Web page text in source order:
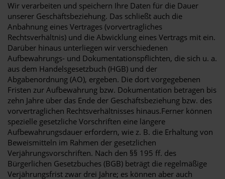
Wir verarbeiten und speichern Ihre Daten für die Dauer
unserer Geschäftsbeziehung. Das schließt auch die
Anbahnung eines Vertrages (vorvertragliches
Rechtsverhältnis) und die Abwicklung eines Vertrags mit ein.
Darüber hinaus unterliegen wir verschiedenen
Aufbewahrungs- und Dokumentationspflichten, die sich u. a.
aus dem Handelsgesetzbuch (HGB) und der
Abgabenordnung (AO), ergeben. Die dort vorgegebenen
Fristen zur Aufbewahrung bzw. Dokumentation betragen bis
zehn Jahre über das Ende der Geschäftsbeziehung bzw. des
vorvertraglichen Rechtsverhältnisses hinaus.Ferner können
spezielle gesetzliche Vorschriften eine längere
Aufbewahrungsdauer erfordern, wie z. B. die Erhaltung von
Beweismitteln im Rahmen der gesetzlichen
Verjährungsvorschriften. Nach den §§ 195 ff. des
Bürgerlichen Gesetzbuches (BGB) beträgt die regelmäßige
Verjährungsfrist zwar drei Jahre; es können aber auch